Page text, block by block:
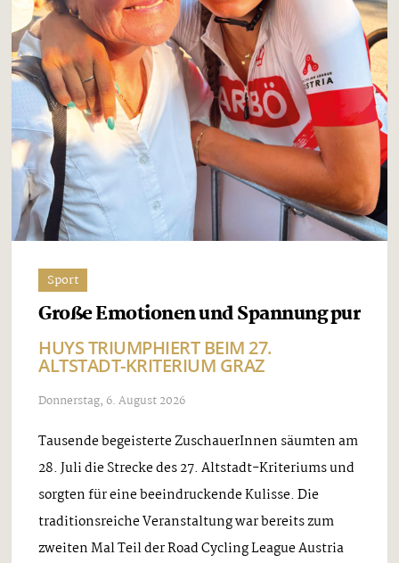
Sport
Große Emotionen und Spannung pur
HUYS TRIUMPHIERT BEIM 27.
ALTSTADT-KRITERIUM GRAZ
Donnerstag, 6. August 2026
Tausende begeisterte ZuschauerInnen säumten am
28. Juli die Strecke des 27. Altstadt-Kriteriums und
sorgten für eine beeindruckende Kulisse. Die
traditionsreiche Veranstaltung war bereits zum
zweiten Mal Teil der Road Cycling League Austria